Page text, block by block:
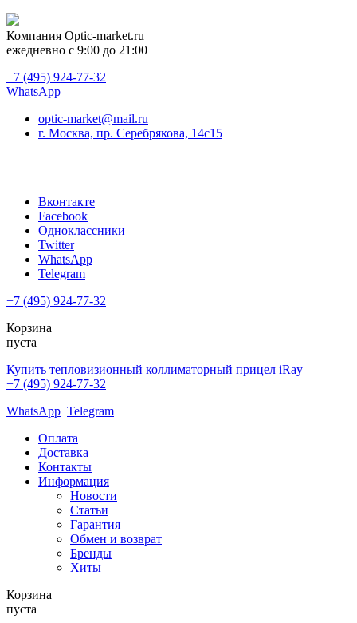
Компания Optic-market.ru
ежедневно с 9:00 до 21:00
+7 (495) 924-77-32
WhatsApp
optic-market@mail.ru
г. Москва, пр. Серебрякова, 14с15
Вконтакте
Facebook
Одноклассники
Twitter
WhatsApp
Telegram
+7 (495) 924-77-32
Корзина
пуста
Купить тепловизионный коллиматорный прицел iRay
+7 (495) 924-77-32
WhatsApp Telegram
Оплата
Доставка
Контакты
Информация
Новости
Статьи
Гарантия
Обмен и возврат
Бренды
Хиты
Корзина
пуста